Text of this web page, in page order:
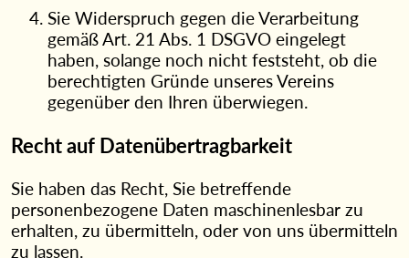
Sie Widerspruch gegen die Verarbeitung
gemäß Art. 21 Abs. 1 DSGVO eingelegt
haben, solange noch nicht feststeht, ob die
berechtigten Gründe unseres Vereins
gegenüber den Ihren überwiegen.
Recht auf Datenübertragbarkeit
Sie haben das Recht, Sie betreffende
personenbezogene Daten maschinenlesbar zu
erhalten, zu übermitteln, oder von uns übermitteln
zu lassen.